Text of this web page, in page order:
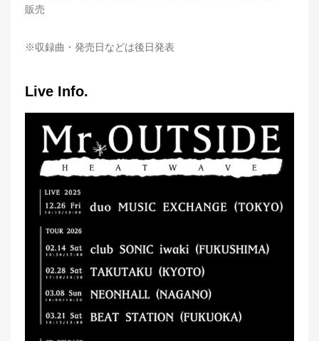
販売
※収録曲・発売日などは後日発表
Live Info.